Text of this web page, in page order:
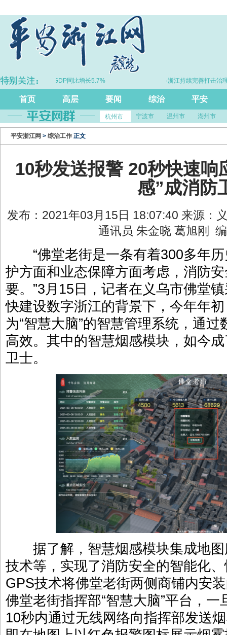
·上半年浙江GDP同比增长5.7% ·浙江持续完善打击治理电诈
首页 高层 要闻 综治 平安
杭州市 宁波市 温州市 湖州市
平安浙江网 > 综治工作 正文
10秒发送报警 20秒快速响
感”成消防
发布：2021年03月15日 18:07:40 来源：
通讯员 朱金晓 葛旭刚
“佛堂老街是一条有着300多年历
护方面和业态保障方面考虑，消防
要。”3月15日，记者在义乌市佛堂
快建设数字浙江的背景下，今年年
为“智慧大脑”的智慧管理系统，通
高效。其中的智慧烟感模块，如今
卫士。
据了解，智慧烟感模块集成地图
技术等，实现了消防安全的智能化
GPS技术将佛堂老街两侧商铺内安
佛堂老街指挥部“智慧大脑”平台，
10秒内通过无线网络向指挥部发送